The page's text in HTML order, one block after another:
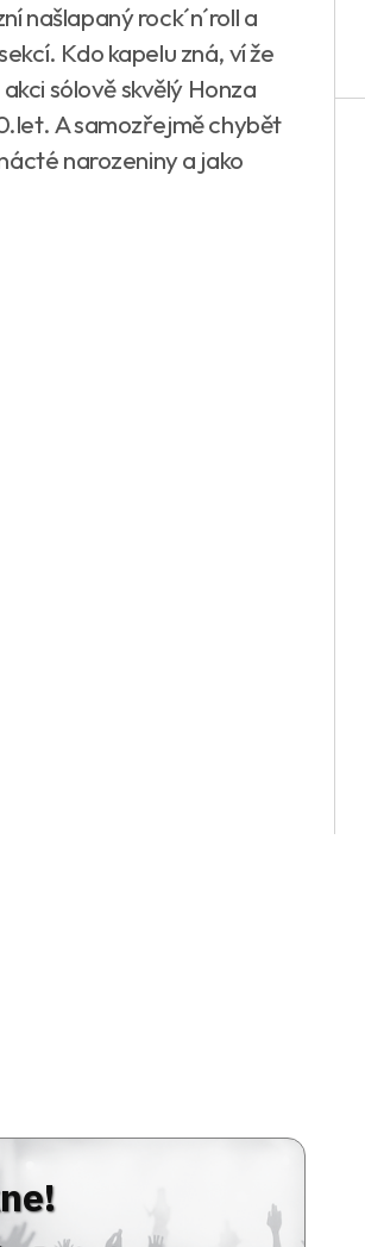
našlapaný rock´n´roll a
Kdo kapelu zná, ví že
sólově skvělý Honza
A samozřejmě chybět
narozeniny a jako